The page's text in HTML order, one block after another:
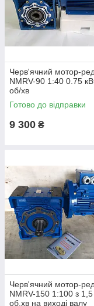
Черв'ячний мотор-
NMRV-90 1:40 0.75
об/хв
Готово до відправки
9 300 ₴
Черв'ячний мотор-
NMRV-150 1:100 з 1,5
об.хв на виході валу